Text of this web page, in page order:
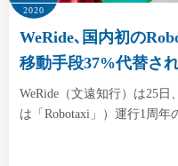
2020
WeRide､国内初の
移動手段37%代替さ
WeRide（文遠知行）は25
は「Robotaxi」）運行1周